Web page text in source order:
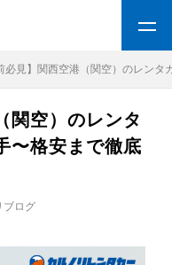
必見】関西空港（関空）のレン
関空）のレンタ
〜格安まで徹底
ブログ